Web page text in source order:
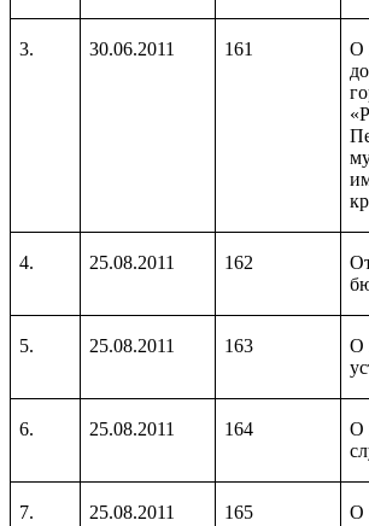
3. 30.06.2011 161
О
4. 25.08.2011 162
5. 25.08.2011 163
О
6. 25.08.2011 164
О
7. 25.08.2011 165 О